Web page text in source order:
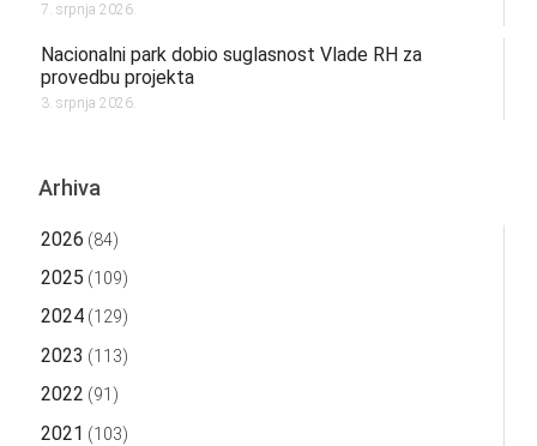
7. srpnja 2026.
Nacionalni park dobio suglasnost Vlade RH za
provedbu projekta
3. srpnja 2026.
Arhiva
2026 (84)
2025 (109)
2024(129)
2023 (113)
2022 (91)
2021 (103)